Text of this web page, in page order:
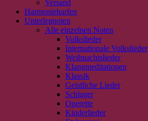
Versand
Harmonieharfen
Unterlegnoten
Alle einzelnen Noten
Volkslieder
Internationale Volkslieder
Weihnachtslieder
Klangmeditationen
Klassik
Geistliche Lieder
Schlager
Operette
Kinderlieder